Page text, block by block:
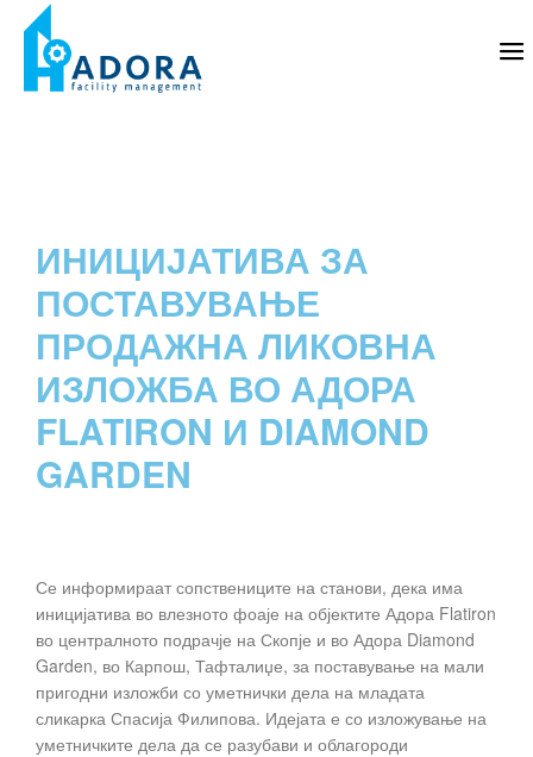
ИНИЦИЈАТИВА ЗА
ПОСТАВУВАЊЕ
ПРОДАЖНА ЛИКОВНА
ИЗЛОЖБА ВО АДОРА
FLATIRON И DIAMOND
GARDEN
Се информираат сопствениците на станови, дека има
иницијатива во влезното фоаје на објектите Адора Flatiron
во централното подрачје на Скопје и во Адора Diamond
Garden, во Карпош, Тафталиџе, за поставување на мали
пригодни изложби со уметнички дела на младата
сликарка Спасија Филипова. Идејата е со изложување на
уметничките дела да се разубави и облагороди